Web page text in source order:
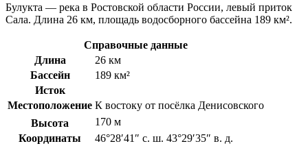
Булукта — река в Ростовской области России, левый приток
Сала. Длина 26 км, площадь водосборного бассейна 189 км².
Справочные данные
Длина
26 км
Бассейн
189 км²
Исток
Местоположение К востоку от посёлка Денисовского
Высота
170 м
Координаты
46°28′41″ с. ш. 43°29′35″ в. д.